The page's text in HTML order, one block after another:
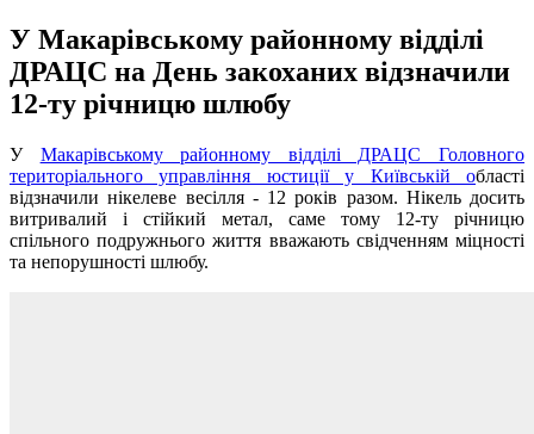
У Макарівському районному відділі
ДРАЦС на День закоханих відзначили
12-ту річницю шлюбу
У Макарівському районному відділі ДРАЦС Головного
територіального управління юстиції у Київській області
відзначили нікелеве весілля - 12 років разом. Нікель досить
витривалий і стійкий метал, саме тому 12-ту річницю
спільного подружнього життя вважають свідченням міцності
та непорушності шлюбу.